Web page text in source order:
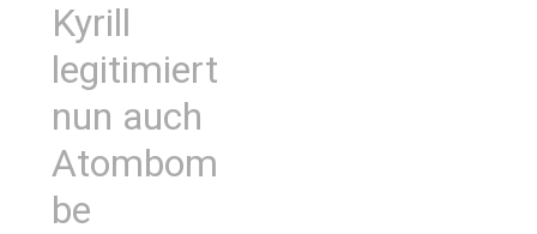
Kyrill
legitimiert
nun auch
Atombom
be